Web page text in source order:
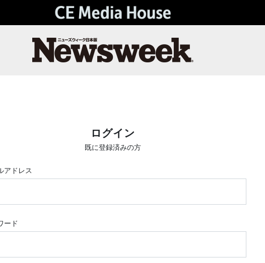
ログイン
既に登録済みの方
アドレス
ード